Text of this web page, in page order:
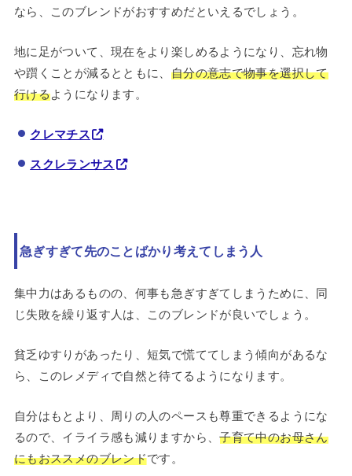
なら、このブレンドがおすすめだといえるでしょう。
地に足がついて、現在をより楽しめるようになり、忘れ物
や躓くことが減るとともに、 自分の意志で物事を選択して
行けるようになります。
クレマチス
スクレランサス
急ぎすぎて先のことばかり考えてしまう人
集中力はあるものの、何事も急ぎすぎてしまうために、同
じ失敗を繰り返す人は、このブレンドが良いでしょう。
貧乏ゆすりがあったり、短気で慌ててしまう傾向があるな
ら、このレメディで自然と待てるようになります。
自分はもとより、周りの人のペースも尊重できるようにな
るので、イライラ感も減りますから、子育て中のお母さん
にもおススメのブレンドです。